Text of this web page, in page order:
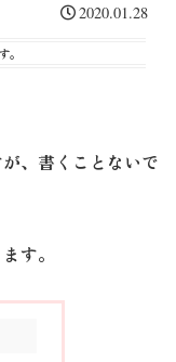
2020.01.28
。
、書くことないで
す。